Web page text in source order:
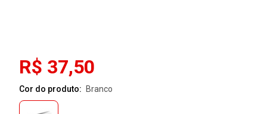
R$ 37,50
Cor do produto: branco